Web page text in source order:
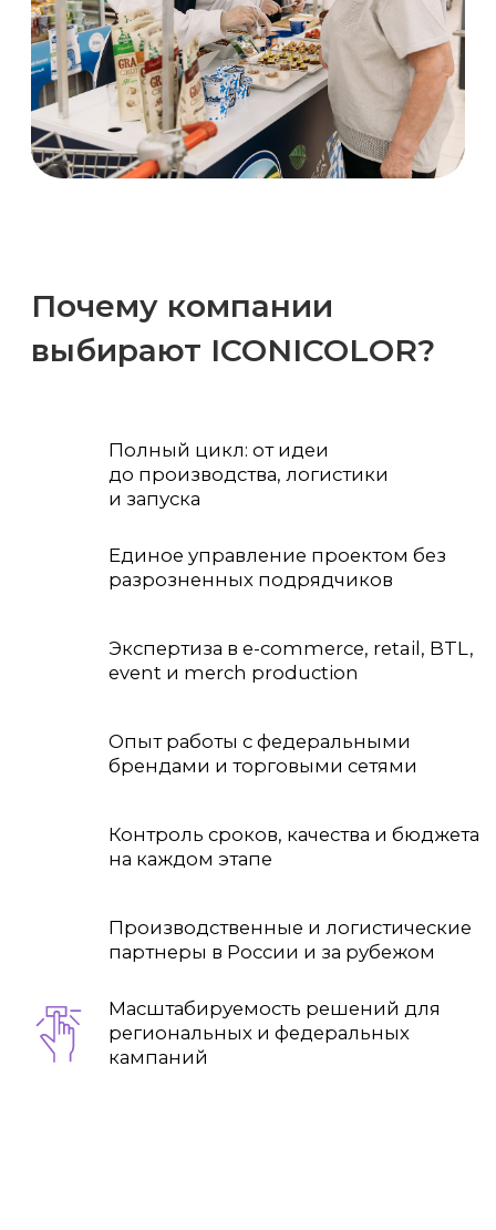
Производственные и логистические
партнеры в России и за рубежом
Масштабируемость решений для
региональных и федеральных
кампаний
компании Iconicolor
BTL-промо Hochland и EPICA
в Санкт-Петербурге с
торговых точках
BTL-промо FMCG-бренда в